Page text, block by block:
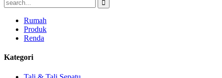
Rumah
Produk
Renda
Kategori